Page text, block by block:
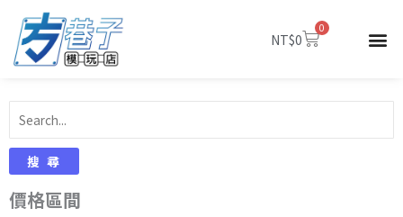
內
NT$0
0
購
搜尋
價格區間